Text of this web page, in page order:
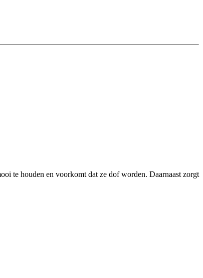
te houden en voorkomt dat ze dof worden. Daarnaast zorgt